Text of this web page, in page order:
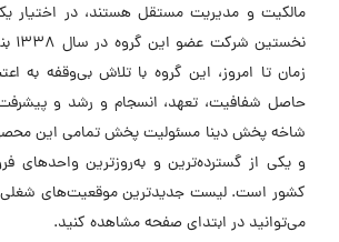
مالکیت و مدیریت مستقل هستند، در اختیار یک
زمان تا امروز، این گروه با تلاش بی‌وقفه به
حاصل شفافیت، تعهد، انسجام و رشد و
شاخه پخش دینا مسئولیت پخش تمامی این
و یکی از گسترده‌ترین و به‌روزترین
کشور است. لیست جدیدترین موقعیت‌های شغلی
می‌توانید در ابتدای صفحه مشاهده کنید.